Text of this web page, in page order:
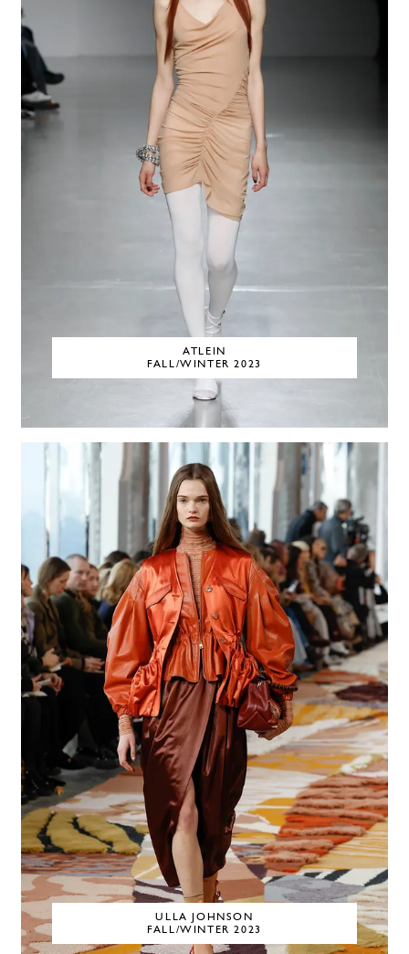
ATLEIN
FALL/WINTER 2023
ULLA JOHNSON
FALL/WINTER 2023